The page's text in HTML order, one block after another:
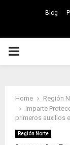
Blog
PRIMARY
Home
Región
Imparte
primeros auxilios
Región Norte